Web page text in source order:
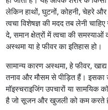
लेकिन हाथों, घुटनों, कोहनी, चेहरे
त्वचा विशेषज्ञ की मदद तब लेनी
दे, समान क्षेत्रों में त्वचा की समस्याओं
अस्थमा या हे फीवर का इतिहास हो।
सामान्य कारण अस्थमा, हे फीवर,
तनाव और मौसम से पीड़ित हैं।
मॉइस्चराइजिंग उपचारों या सामयिक
है जो सूजन और खुजली को कम करते